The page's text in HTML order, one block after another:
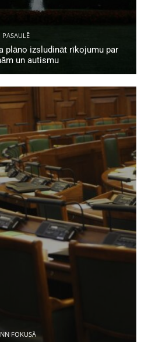
PASAULĒ
plāno izsludināt rīkojumu par
un autismu
FOKUSĀ